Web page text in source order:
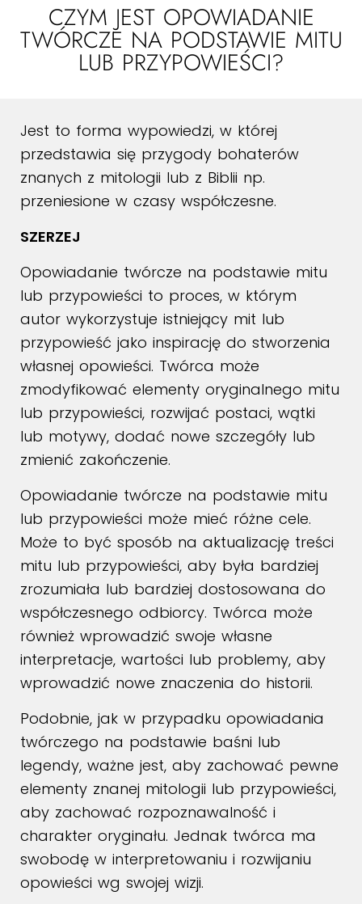
CZYM JEST OPOWIADANIE
TWÓRCZE NA PODSTAWIE MITU
LUB PRZYPOWIEŚCI?
Jest to forma wypowiedzi, w której
przedstawia się przygody bohaterów
znanych z mitologii lub z Biblii np.
przeniesione w czasy współczesne.
SZERZEJ
Opowiadanie twórcze na podstawie mitu
lub przypowieści to proces, w którym
autor wykorzystuje istniejący mit lub
przypowieść jako inspirację do stworzenia
własnej opowieści. Twórca może
zmodyfikować elementy oryginalnego mitu
lub przypowieści, rozwijać postaci, wątki
lub motywy, dodać nowe szczegóły lub
zmienić zakończenie.
Opowiadanie twórcze na podstawie mitu
lub przypowieści może mieć różne cele.
Może to być sposób na aktualizację treści
mitu lub przypowieści, aby była bardziej
zrozumiała lub bardziej dostosowana do
współczesnego odbiorcy. Twórca może
również wprowadzić swoje własne
interpretacje, wartości lub problemy, aby
wprowadzić nowe znaczenia do historii.
Podobnie, jak w przypadku opowiadania
twórczego na podstawie baśni lub
legendy, ważne jest, aby zachować pewne
elementy znanej mitologii lub przypowieści,
aby zachować rozpoznawalność i
charakter oryginału. Jednak twórca ma
swobodę w interpretowaniu i rozwijaniu
opowieści wg swojej wizji.